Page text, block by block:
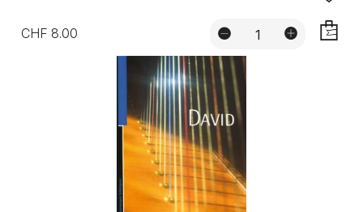
CHF 8.00